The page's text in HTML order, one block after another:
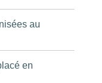
au
en